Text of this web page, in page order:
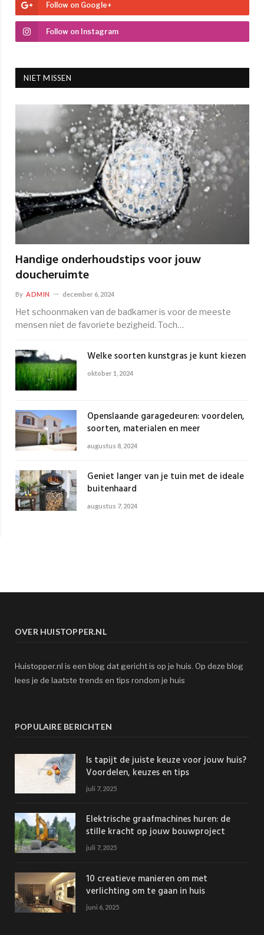
Follow on Google+
Follow on Instagram
NIET MISSEN
Handige onderhoudstips voor jouw
doucheruimte
By ADMIN december 6, 2024
Het schoonmaken van de badkamer is voor de meeste
mensen niet de favoriete bezigheid. Toch…
Welke soorten kunstgras je kunt kiezen
oktober 1, 2024
Openslaande garagedeuren: voordelen,
soorten, materialen en meer
augustus 8, 2024
Geniet langer van je tuin met de ideale
buitenhaard
augustus 7, 2024
OVER HUISTOPPER.NL
Huistopper.nl is een blog dat gericht is op je huis. Op deze blog
lees je de laatste trends en tips rondom je huis
POPULAIRE BERICHTEN
Is tapijt de juiste keuze voor jouw huis?
Voordelen, keuzes en tips
juli 7, 2025
Elektrische graafmachines huren: de
stille kracht op jouw bouwproject
juli 7, 2025
10 creatieve manieren om met
verlichting om te gaan in huis
juni 6, 2025